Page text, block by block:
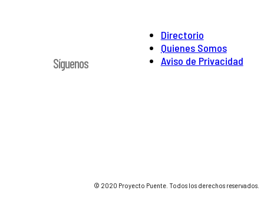
Directorio
Quienes Somos
Aviso de Privacidad
Síguenos
© 2020 Proyecto Puente. Todos los derechos reservados.